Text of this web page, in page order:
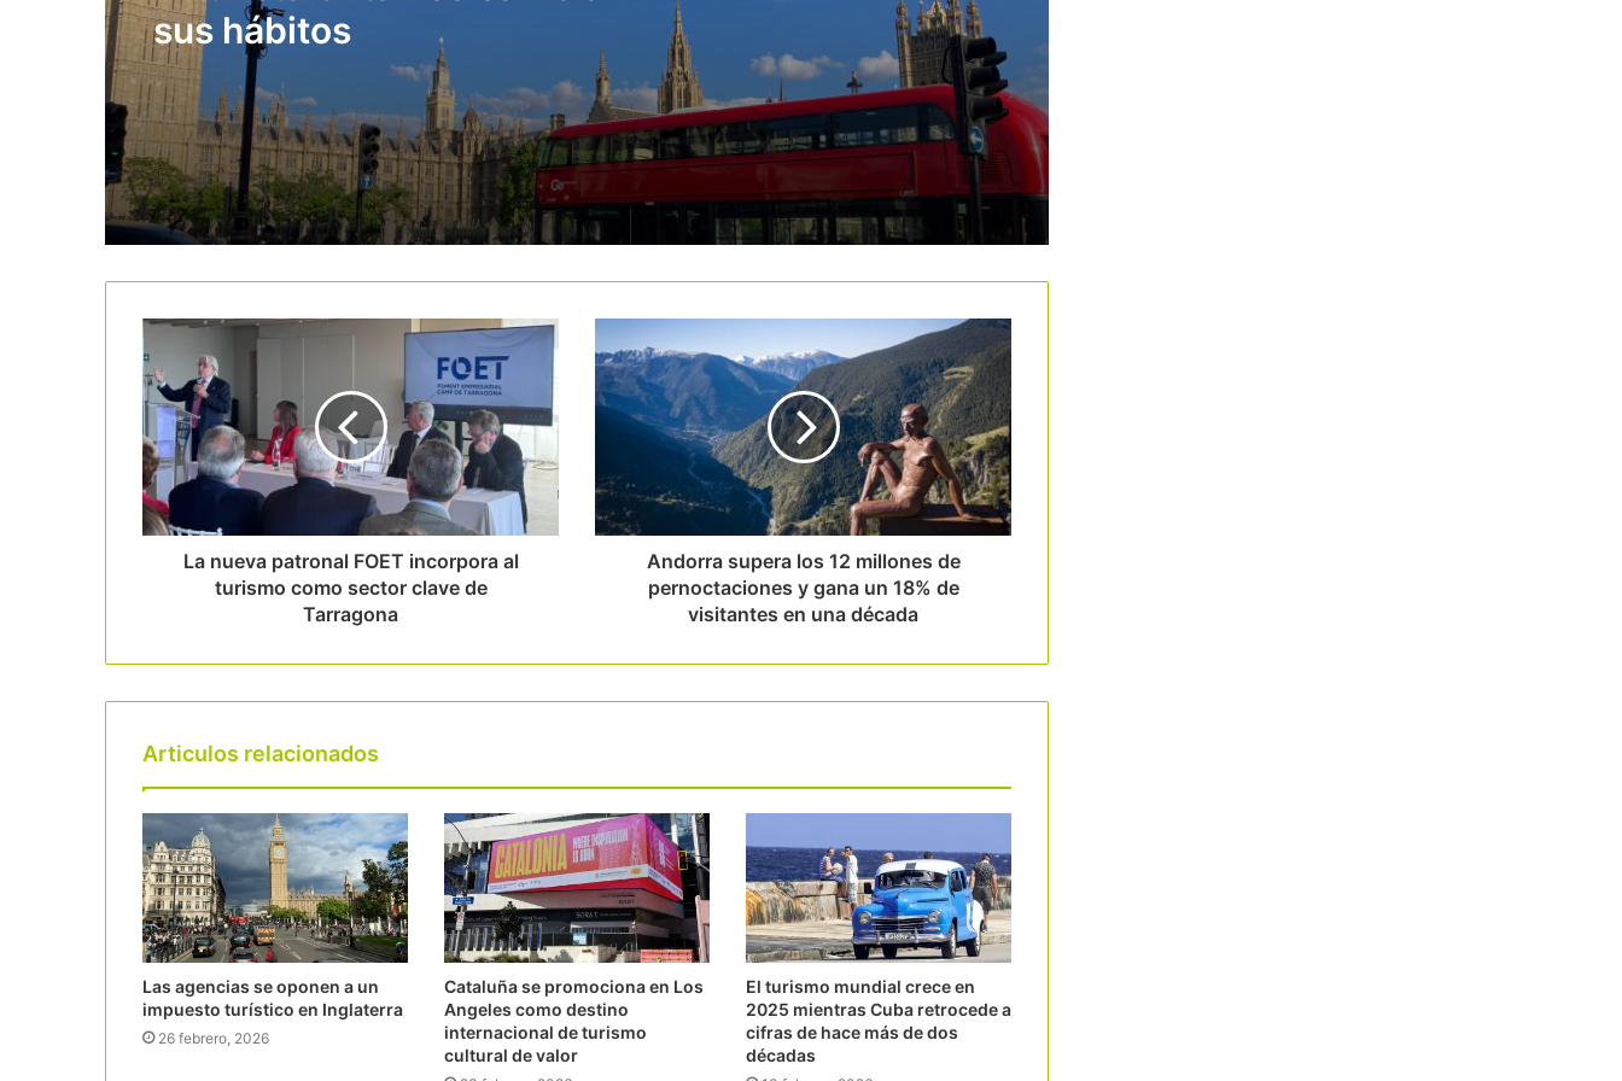
sus hábitos
España obtiene una nota de 9,3 entre
los turistas internacionales
Misión comercial en EE.UU. y Canadá
para blindar el turismo norteamericano
El turismo se reordena: más demanda,
sector
El conflicto en Oriente Medio afectará
el turismo en España
La guerra en Irán amenaza a la
industria de los viajes
La nueva patronal FOET incorpora al
turismo como sector clave de
Tarragona
Andorra supera los 12 millones de
pernoctaciones y gana un 18% de
visitantes en una década
Articulos relacionados
Las agencias se oponen a un
impuesto turístico en Inglaterra
26 febrero, 2026
Cataluña se promociona en Los
Angeles como destino
internacional de turismo
cultural de valor
El turismo mundial crece en
2025 mientras Cuba retrocede a
cifras de hace más de dos
décadas